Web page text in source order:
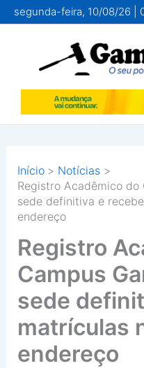
para
conteúdo
segunda-feira, 10/08/26 |
Início
Notícias
Registro Acadêmico do
sede definitiva e
endereço
Registro
Campus
sede
matrículas
endereço